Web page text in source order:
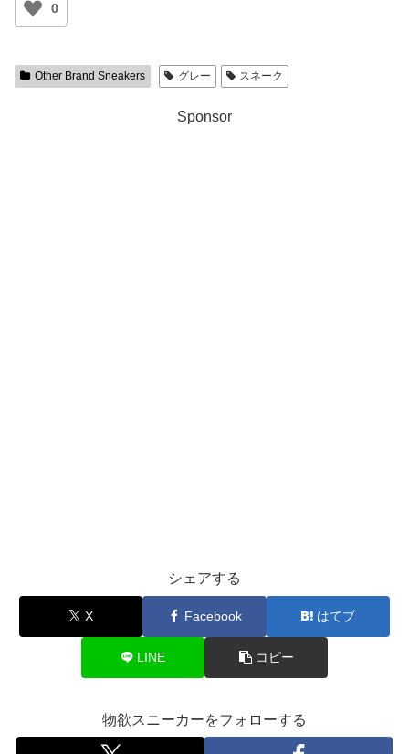
0
Other Brand Sneakers グレー スネーク
Sponsor
シェアする
X Facebook はてブ
LINE コピー
物欲スニーカーをフォローする